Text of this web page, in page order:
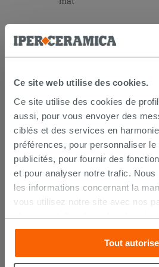
Ce site web utilise des cookies.
Ce site utilise des cookies de
aussi, pour vous envoyer des
ciblés et des services en
préférences, pour personnaliser le
publicités, pour fournir des
et pour analyser notre trafic. Nous
les informations concernant la
vous utilisez notre site avec nos
s’occupent d’analyser les
et les réseaux sociaux. Lesdits
combiner ces informations avec
avez fournies ou qu’ils ont
Tout
98,90 € /PC
AJOUTER AU
LIVRAISON
à compter de la réception
Les échantillons sont